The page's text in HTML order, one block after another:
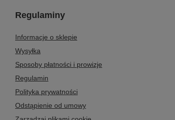
Regulaminy
Informacje o sklepie
Wysyłka
Sposoby płatności i prowizje
Regulamin
Polityka prywatności
Odstąpienie od umowy